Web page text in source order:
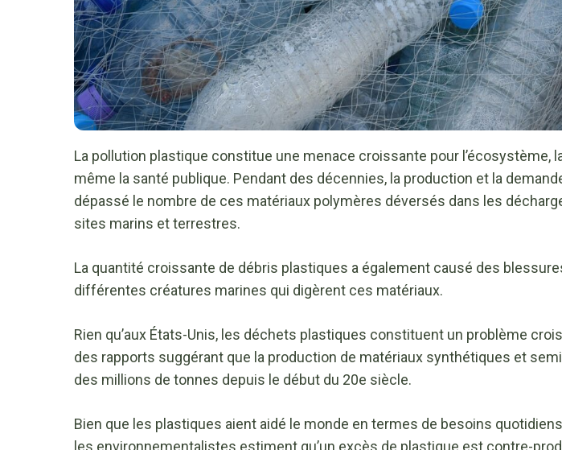
La pollution plastique constitue une menace croissante pour l’écosystème,
même la santé publique. Pendant des décennies, la production et la
dépassé le nombre de ces matériaux polymères déversés dans les
sites marins et terrestres.
La quantité croissante de débris plastiques a également causé des
différentes créatures marines qui digèrent ces matériaux.
Rien qu’aux États-Unis, les déchets plastiques constituent un problème
des rapports suggérant que la production de matériaux synthétiques et
des millions de tonnes depuis le début du 20e siècle.
Bien que les plastiques aient aidé le monde en termes de besoins